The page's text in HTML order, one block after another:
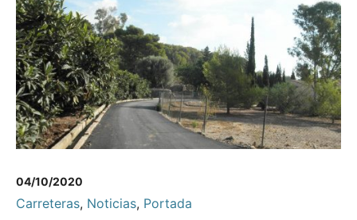
04/10/2020
Carreteras, Noticias, Portada